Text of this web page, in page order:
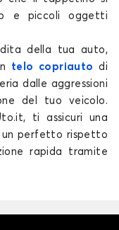
e piccoli oggetti
della tua auto,
telo copriauto di
dalle aggressioni
del tuo veicolo.
ti assicuri una
un perfetto rispetto
rapida tramite